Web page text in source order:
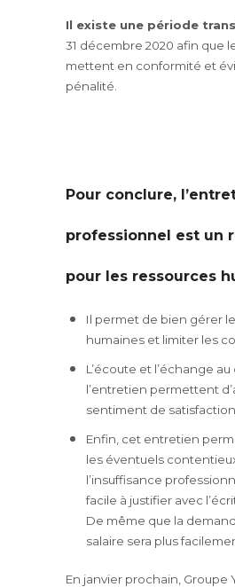
Il existe une période
31 décembre 2020 afin que
mettent en conformité et
pénalité.
Pour conclure,
professionnel est un
pour les ressources
Il permet de bien gérer
humaines et limiter les
L’écoute et l’échange
l’entretien permettent
sentiment de satisfaction.
Enfin, cet entretien
les éventuels
l’insuffisance
facile à justifier avec
De même que la
salaire sera plus
En janvier prochain, Groupe